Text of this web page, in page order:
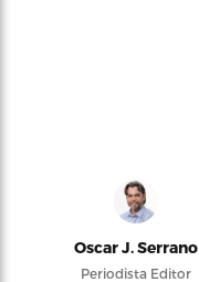
Oscar J. Serrano
Periodista Editor